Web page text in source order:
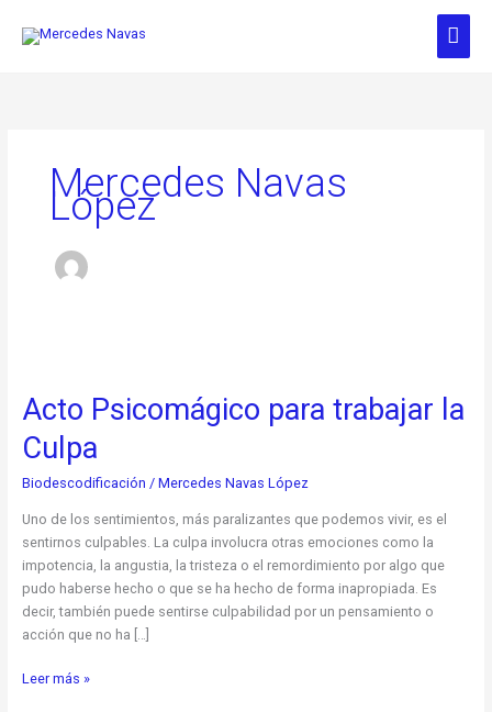
Mercedes Navas
López
Acto Psicomágico para trabajar la
Culpa
Biodescodificación / Mercedes Navas López
Uno de los sentimientos, más paralizantes que podemos vivir, es el
sentirnos culpables. La culpa involucra otras emociones como la
impotencia, la angustia, la tristeza o el remordimiento por algo que
pudo haberse hecho o que se ha hecho de forma inapropiada. Es
decir, también puede sentirse culpabilidad por un pensamiento o
acción que no ha […]
para
la
Leer más »